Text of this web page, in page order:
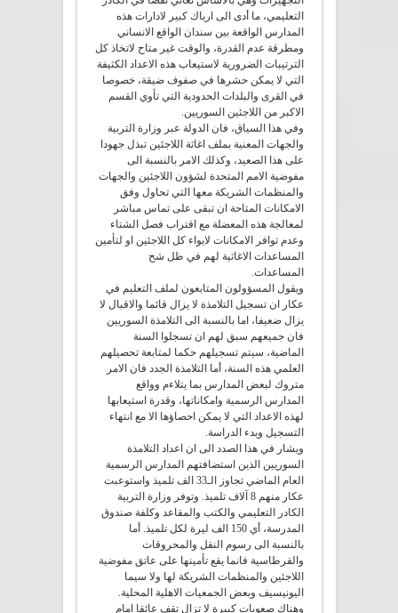
التعليمي، ما أدى الى ارباك كبير لادارات هذه
المدارس الواقعة بين سندان الواقع الانساني
ومطرقة عدم القدرة، والوقت غير متاح لاتخاذ كل
الترتيبات الضرورية لاستيعاب هذه الاعداد الكثيفة
التي لا يمكن حشرها في صفوف ضيقة، خصوصا
في القرى والبلدات الحدودية التي تأوي القسم
الاكبر من اللاجئين السوريين.
وفي هذا السياق، فان الدولة عبر وزارة التربية
والجهات المعنية بملف اغاثة اللاجئين تبذل جهودا
على هذا الصعيد، وكذلك الامر بالنسبة الى
مفوضية الامم المتحدة لشؤون اللاجئين والجهات
والمنظمات الشريكة معها التي تحاول وفق
الامكانات المتاحة ان تبقى على تماس مباشر
لمعالجة هذه المعضلة مع اقتراب فصل الشتاء
وعدم توافر الامكانات لايواء كل اللاجئين او لتأمين
المساعدات الاغاثية لهم في ظل شح
المساعدات.
ويقول المسؤولون المتابعون لملف التعليم في
عكار ان تسجيل التلامذة لا يزال قائما والاقبال لا
يزال ضعيفا، اما بالنسبة الى التلامذة السوريين
فان جميعهم سبق لهم ان تسجلوا السنة
الماضية، سيتم تسجيلهم حكما لمتابعة تحصيلهم
العلمي هذه السنة، أما التلامذة الجدد فان الامر
متروك لبعض المدارس بما يتلاءم وواقع
المدارس الرسمية وامكاناتها، وقدرة استيعابها
لهذه الاعداد التي لا يمكن احصاؤها الا مع انتهاء
التسجيل وبدء الدراسة.
ويشار في هذا الصدد الى ان اعداد التلامذة
السوريين الذين استضافتهم المدارس الرسمية
العام الماضي تجاوز الـ33 الف تلميذ واستوعبت
عكار منهم 8 آلاف تلميذ. وتوفر وزارة التربية
الكادر التعليمي والكتب والمقاعد وكلفة صندوق
المدرسة، أي 150 الف ليرة لكل تلميذ. أما
بالنسبة الى رسوم النقل والمحروقات
والقرطاسية فانما يقع تأمينها على عاتق مفوضية
اللاجئين والمنظمات الشريكة لها ولا سيما
اليونيسيف وبعض الجمعيات الاهلية المحلية.
وهناك صعوبات كبيرة لا تزال تقف عائقا امام